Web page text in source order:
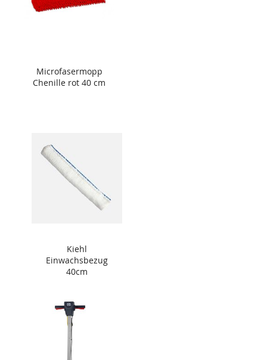
Microfasermopp
Chenille rot 40 cm
Kiehl
Einwachsbezug
40cm